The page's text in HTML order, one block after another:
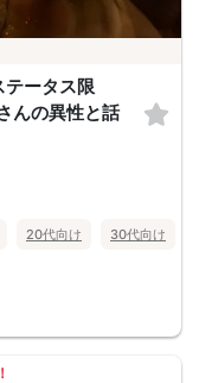
テータス限
んの異性と話
20代向け 30代向け